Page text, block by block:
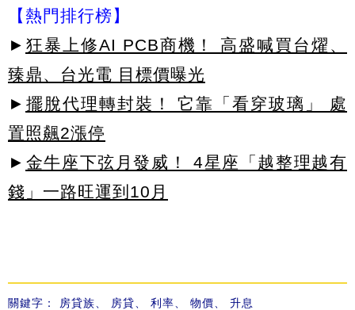
【熱門排行榜】
► 狂暴上修AI PCB商機！ 高盛喊買台燿、
臻鼎、台光電 目標價曝光
► 擺脫代理轉封裝！ 它靠「看穿玻璃」 處
置照飆2漲停
► 金牛座下弦月發威！ 4星座「越整理越有
錢」一路旺運到10月
關鍵字： 房貸族 房貸 利率 物價 升息